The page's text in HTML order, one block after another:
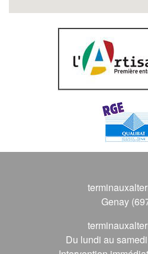
Genay
Du lundi au